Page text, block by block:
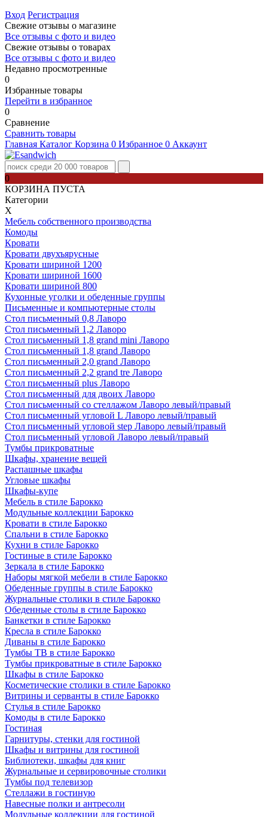
Вход Регистрация
Свежие отзывы о магазине
Все отзывы с фото и видео
Свежие отзывы о товарах
Все отзывы c фото и видео
Недавно просмотренные
0
Избранные товары
Перейти в избранное
0
Сравнение
Сравнить товары
Главная Каталог Корзина 0 Избранное 0 Аккаунт
0
КОРЗИНА ПУСТА
Категории
Х
Мебель собственного производства
Комоды
Кровати
Кровати двухъярусные
Кровати шириной 1200
Кровати шириной 1600
Кровати шириной 800
Кухонные уголки и обеденные группы
Письменные и компьютерные столы
Стол письменный 0,8 Лаворо
Стол письменный 1,2 Лаворо
Стол письменный 1,8 grand mini Лаворо
Стол письменный 1,8 grand Лаворо
Стол письменный 2,0 grand Лаворо
Стол письменный 2,2 grand tre Лаворо
Стол письменный plus Лаворо
Стол письменный для двоих Лаворо
Стол письменный со стеллажом Лаворо левый/правый
Стол письменный угловой L Лаворо левый/правый
Стол письменный угловой step Лаворо левый/правый
Стол письменный угловой Лаворо левый/правый
Тумбы прикроватные
Шкафы, хранение вещей
Распашные шкафы
Угловые шкафы
Шкафы-купе
Мебель в стиле Барокко
Модульные коллекции Барокко
Кровати в стиле Барокко
Спальни в стиле Барокко
Кухни в стиле Барокко
Гостиные в стиле Барокко
Зеркала в стиле Барокко
Наборы мягкой мебели в стиле Барокко
Обеденные группы в стиле Барокко
Журнальные столики в стиле Барокко
Обеденные столы в стиле Барокко
Банкетки в стиле Барокко
Кресла в стиле Барокко
Диваны в стиле Барокко
Тумбы ТВ в стиле Барокко
Тумбы прикроватные в стиле Барокко
Шкафы в стиле Барокко
Косметические столики в стиле Барокко
Витрины и серванты в стиле Барокко
Стулья в стиле Барокко
Комоды в стиле Барокко
Гостиная
Гарнитуры, стенки для гостиной
Шкафы и витрины для гостиной
Библиотеки, шкафы для книг
Журнальные и сервировочные столики
Тумбы под телевизор
Стеллажи в гостиную
Навесные полки и антресоли
Модульные коллекции для гостиной